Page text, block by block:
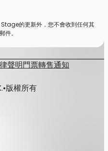
的更新外，您不會收到任何其
件。
聲明門票轉售通知
•版權所有